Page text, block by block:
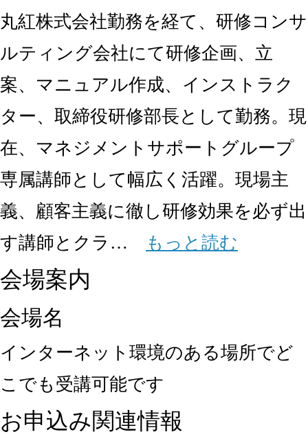
丸紅株式会社勤務を経て、研修コンサ
ルティング会社にて研修企画、立
案、マニュアル作成、インストラク
ター、取締役研修部長として勤務。現
在、マネジメントサポートグループ
専属講師として幅広く活躍。現場主
義、顧客主義に徹し研修効果を必ず出
す講師とクラ…
もっと読む
会場案内
会場名
インターネット環境のある場所でど
こでも受講可能です
お申込み関連情報